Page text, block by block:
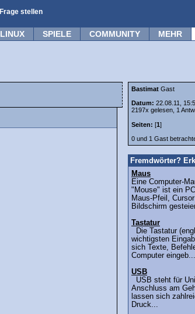
Frage stellen
LINUX SPIELE COMMUNITY MEHR
Bastimat Gast
Datum: 22.08.11,
2197x gelesen, 1
Seiten: [1]
0 und 1 Gast
Fremdwörter?
Maus
Eine Computer-
"Mouse" ist ein
Maus-Pfeil,
Bildschirm
Tastatur
Die Tastatur
wichtigsten
sich Texte,
Computer eingeb...
USB
USB steht für
Anschluss am
lassen sich
Druck...